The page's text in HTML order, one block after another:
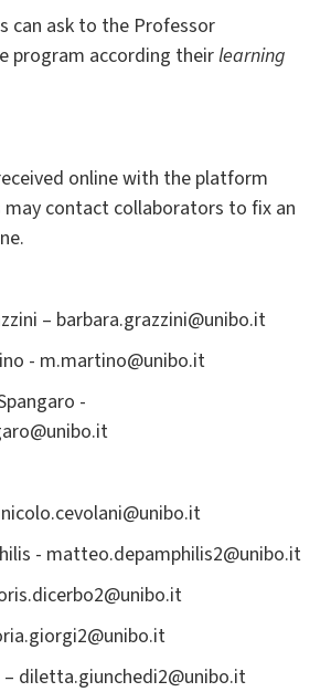
can ask to the Professor
program according theirlearning
online with the platform
may contact collaborators to fix an
– barbara.grazzini@unibo.it
- m.martino@unibo.it
-
- matteo.depamphilis2@unibo.it
diletta.giunchedi2@unibo.it